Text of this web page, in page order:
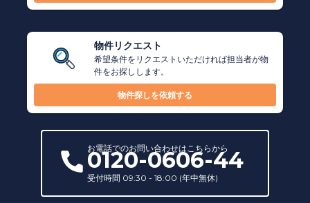
物件リクエスト
希望条件をリクエストいただければ担当者が物
件をお探しします。
物件探しを依頼する
お電話でのお問い合わせはこちらから
0120-0606-44
受付時間 09:30 - 18:00 (年中無休)